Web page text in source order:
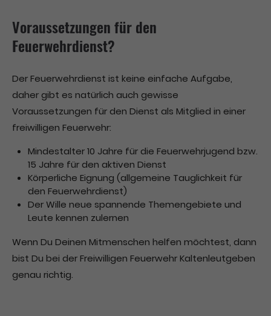
Voraussetzungen für den
Feuerwehrdienst?
Der Feuerwehrdienst ist keine einfache Aufgabe,
daher gibt es natürlich auch gewisse
Voraussetzungen für den Dienst als Mitglied in einer
freiwilligen Feuerwehr:
Mindestalter 10 Jahre für die Feuerwehrjugend bzw.
15 Jahre für den aktiven Dienst
Körperliche Eignung (allgemeine Tauglichkeit für
den Feuerwehrdienst)
Der Wille neue spannende Themengebiete und
Leute kennen zulernen
Wenn Du Deinen Mitmenschen helfen möchtest, dann
bist Du bei der Freiwilligen Feuerwehr Kaltenleutgeben
genau richtig.